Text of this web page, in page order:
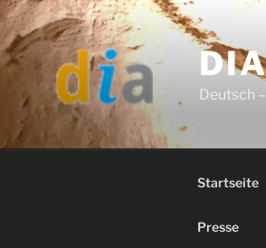
Skip
to
content
Deutsch
Startseite
Presse